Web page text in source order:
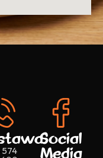
574
Social
Media